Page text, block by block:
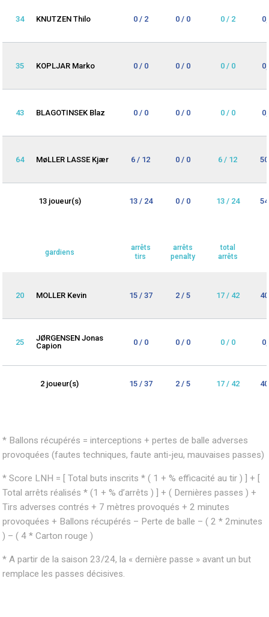
34 KNUTZEN Thilo 0 / 2 0 / 0 0 / 2
35 KOPLJAR Marko 0 / 0 0 / 0 0 / 0
43 BLAGOTINSEK Blaz 0 / 0 0 / 0 0 / 0
64 MøLLER LASSE Kjær 6 / 12 0 / 0 6 / 12
13 joueur(s) 13 / 24 0 / 0 13 / 24
gardiens
arrêts
tirs
arrêts
penalty
total
arrêts
20 MOLLER Kevin 15 / 37 2 / 5 17 / 42
25
JØRGENSEN Jonas
Capion
0 / 0 0 / 0 0 / 0
2 joueur(s) 15 / 37 2 / 5 17 / 42
* Ballons récupérés = interceptions + pertes de balle adverses
provoquées (fautes techniques, faute anti-jeu, mauvaises passes)
* Score LNH = [ Total buts inscrits * ( 1 + % efficacité au tir ) ] + [
Total arrêts réalisés * (1 + % d’arrêts ) ] + ( Dernières passes ) +
Tirs adverses contrés + 7 mètres provoqués + 2 minutes
provoquées + Ballons récupérés – Perte de balle – ( 2 * 2minutes
) – ( 4 * Carton rouge )
* A partir de la saison 23/24, la « dernière passe » avant un but
remplace les passes décisives.